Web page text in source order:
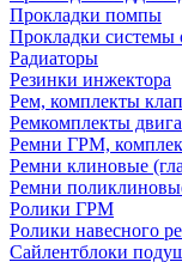
Прокладки помпы
Прокладки системы
Радиаторы
Резинки инжектора
Рем, комплекты
Ремкомплекты
Ремни ГРМ,
Ремни клиновые
Ремни
Ролики ГРМ
Ролики навесного
Сайлентблоки